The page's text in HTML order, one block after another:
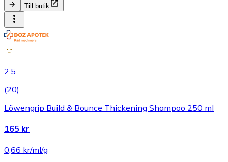
Till butik
2.5
(20)
Löwengrip Build & Bounce Thickening Shampoo 250 ml
165 kr
0,66 kr/ml/g